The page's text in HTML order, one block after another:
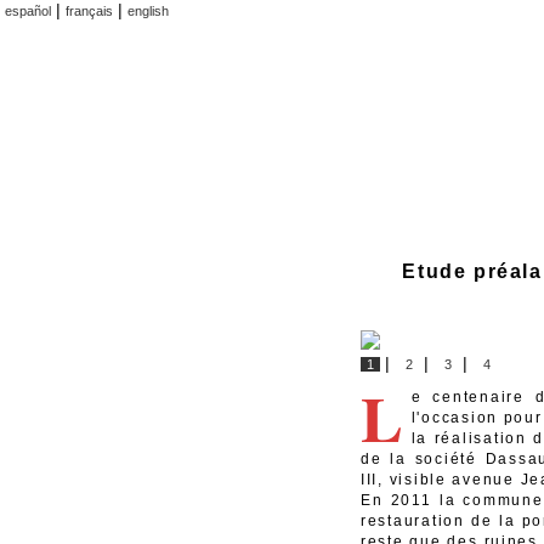
español | français | english
Etude
1 | 2 | 3 | 4
L
e centenaire
l'occasion
la réalisation
de la société
III, visible avenue
En 2011 la
restauration de la
reste que des ruines